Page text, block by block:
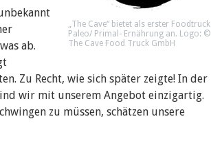
„The Cave“ bietet als erster Foodtruck
Paleo/ Primal- Ernährung an. Logo: ©
The Cave Food Truck GmbH
ab.
Zu Recht, wie sich später zeigte! In der
wir mit unserem Angebot einzigartig.
zu müssen, schätzen unsere